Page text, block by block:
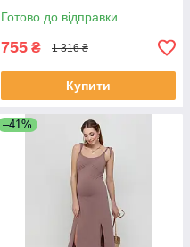
Готово до відправки
755 ₴ 1 316 ₴
Купити
–41%